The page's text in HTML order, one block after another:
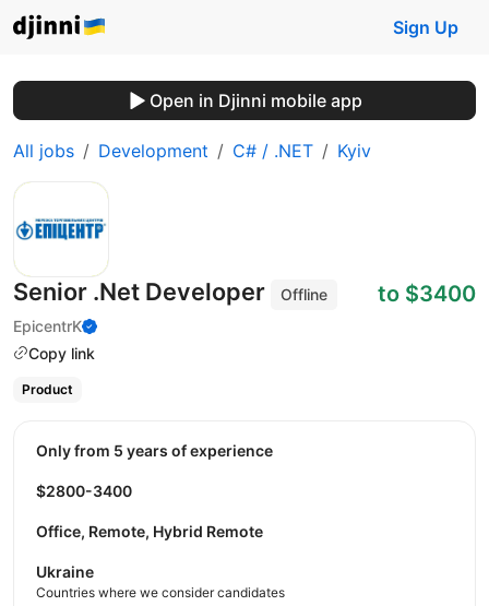
Sign Up
Open in Djinni mobile app
All jobs Development C# / .NET Kyiv
Senior .Net Developer
Offline
EpicentrK
Copy link
to $3400
Product
Only from 5 years of experience
$2800-3400
Office, Remote, Hybrid Remote
Ukraine
Countries where we consider candidates